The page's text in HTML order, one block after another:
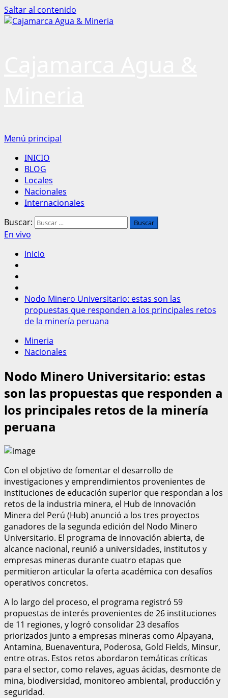
Saltar al contenido
Menú principal
INICIO
BLOG
Locales
Nacionales
Internacionales
Buscar:
En vivo
Inicio
Nodo Minero Universitario: estas son las
propuestas que responden a los principales retos
de la minería peruana
Mineria
Nacionales
Nodo Minero Universitario: estas
son las propuestas que responden a
los principales retos de la minería
peruana
Con el objetivo de fomentar el desarrollo de
investigaciones y emprendimientos provenientes de
instituciones de educación superior que respondan a los
retos de la industria minera, el Hub de Innovación
Minera del Perú (Hub) anunció a los tres proyectos
ganadores de la segunda edición del Nodo Minero
Universitario. El programa de innovación abierta, de
alcance nacional, reunió a universidades, institutos y
empresas mineras durante cuatro etapas que
permitieron articular la oferta académica con desafíos
operativos concretos.
A lo largo del proceso, el programa registró 59
propuestas de interés provenientes de 26 instituciones
de 11 regiones, y logró consolidar 23 desafíos
priorizados junto a empresas mineras como Alpayana,
Antamina, Buenaventura, Poderosa, Gold Fields, Minsur,
entre otras. Estos retos abordaron temáticas críticas
para el sector, como relaves, aguas ácidas, desmonte de
mina, biodiversidad, monitoreo ambiental, producción y
seguridad.